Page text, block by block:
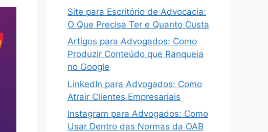
Site para Escritório de Advocacia:
O Que Precisa Ter e Quanto Custa
Artigos para Advogados: Como
Produzir Conteúdo que Ranqueia
no Google
LinkedIn para Advogados: Como
Atrair Clientes Empresariais
Instagram para Advogados: Como
Usar Dentro das Normas da OAB